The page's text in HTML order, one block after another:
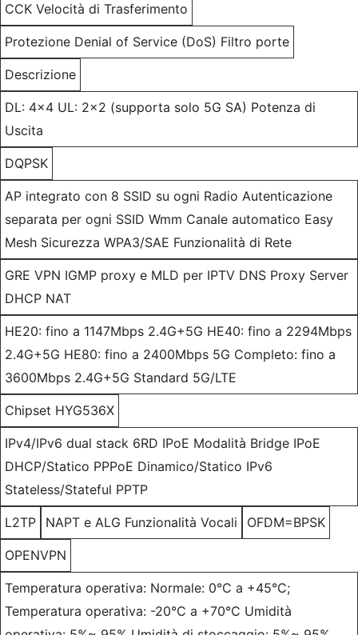
CCK Velocità di Trasferimento
Protezione Denial of Service (DoS) Filtro porte
Descrizione
DL: 4x4 UL: 2x2 (supporta solo 5G SA) Potenza di
Uscita
DQPSK
AP integrato con 8 SSID su ogni Radio Autenticazione
separata per ogni SSID Wmm Canale automatico Easy
Mesh Sicurezza WPA3/SAE Funzionalità di Rete
GRE VPN IGMP proxy e MLD per IPTV DNS Proxy Server
DHCP NAT
HE20: fino a 1147Mbps 2.4G+5G HE40: fino a 2294Mbps
2.4G+5G HE80: fino a 2400Mbps 5G Completo: fino a
3600Mbps 2.4G+5G Standard 5G/LTE
Chipset HYG536X
IPv4/IPv6 dual stack 6RD IPoE Modalità Bridge IPoE
DHCP/Statico PPPoE Dinamico/Statico IPv6
Stateless/Stateful PPTP
L2TP NAPT e ALG Funzionalità Vocali OFDM=BPSK
OPENVPN
Temperatura operativa: Normale: 0°C a +45°C;
Temperatura operativa: -20°C a +70°C Umidità